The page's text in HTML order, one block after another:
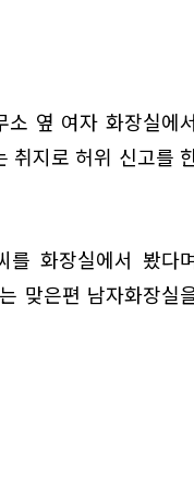
옆 여자 화장실에서
취지로 허위 신고를
화장실에서 봤다
맞은편 남자화장실